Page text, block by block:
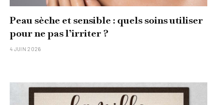
Peau sèche et sensible : quels soins utiliser
pour ne pas l’irriter ?
4 JUIN 2026